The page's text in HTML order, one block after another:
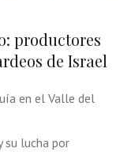
productores
de Israel
en el Valle del
su lucha por